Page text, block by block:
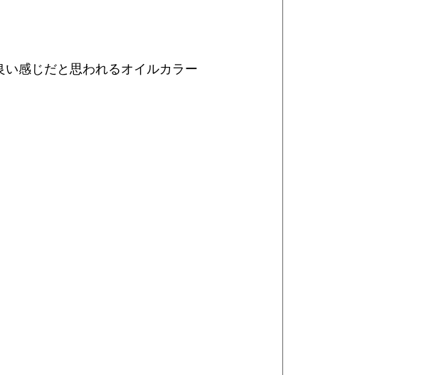
感じだと思われるオイルカラー